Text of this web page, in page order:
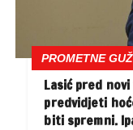
PROMETNE
Lasić pred
predvidjeti
biti spremni.